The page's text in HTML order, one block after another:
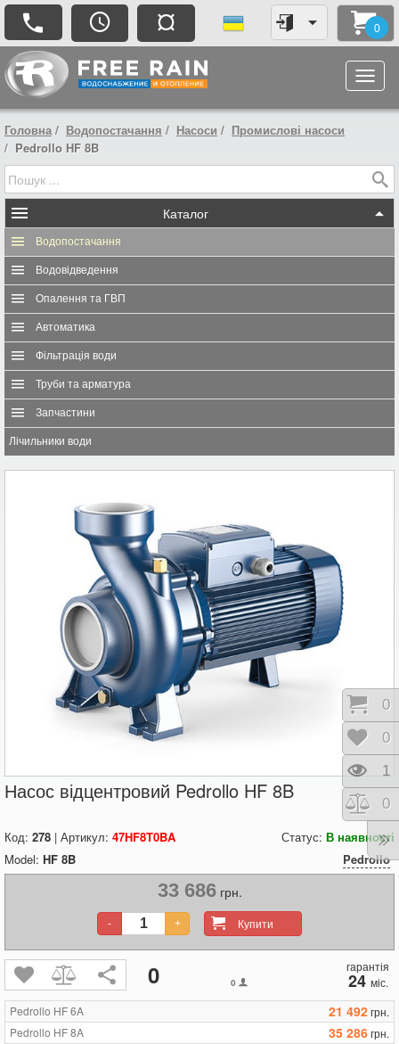
¤ 0
Головна Водопостачання Насоси
Промислові насоси
Pedrollo HF 8B
Каталог
Водопостачання
Водовідведення
Опалення та ГВП
Автоматика
Фільтрація води
Труби та арматура
Запчастини
Лічильники води
Насос відцентровий Pedrollo HF 8B
Код: 278 | Артикул: 47HF8T0BA Статус: В наявності
Model: HF 8B Pedrollo
33 686грн.
Купити
- +
0 0
гарантія
24 міс.
Pedrollo HF 6A
21 492грн.
Pedrollo HF 8A
35 286грн.
0
0
1
0